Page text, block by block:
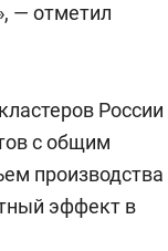
— отметил
России
с общим
производства
эффект в